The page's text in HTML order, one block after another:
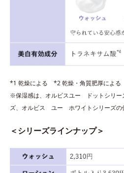
*1 乾燥による *2 乾燥・角質肥厚によ
※保湿感は、オルビスユー ドットシリ
ズ、オルビス ユー ホワイトシリーズの
＜シリーズラインナップ＞